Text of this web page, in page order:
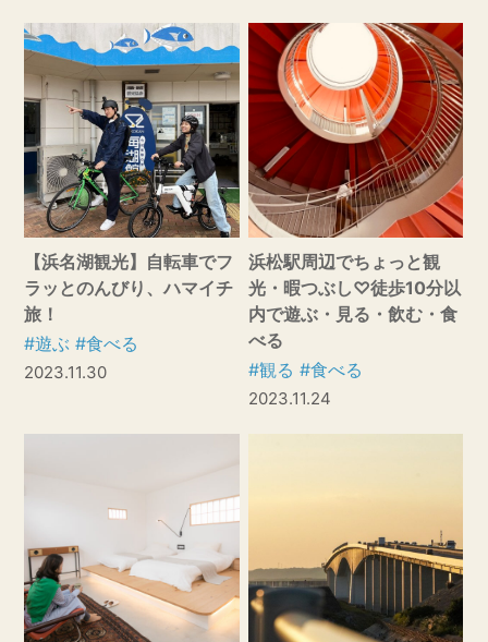
【浜名湖観光】自転車でフ
ラッとのんびり、ハマイチ
旅！
#遊ぶ #食べる
2023.11.30
浜松駅周辺でちょっと観
光・暇つぶし♡徒歩10分以
内で遊ぶ・見る・飲む・食
べる
#観る #食べる
2023.11.24